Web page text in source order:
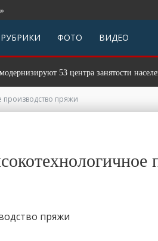
РУБРИКИ ФОТО ВИДЕО
53 центра занятости населения
производство пряжи